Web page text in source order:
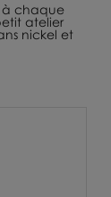
à chaque
atelier
nickel et